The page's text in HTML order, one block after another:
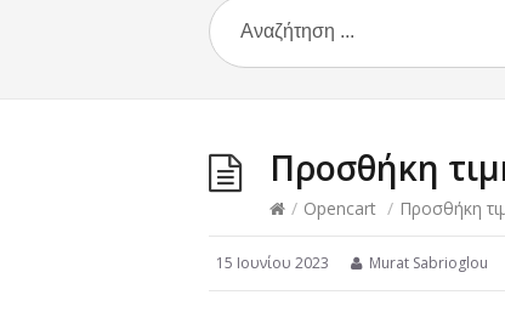
Προσθήκη
/ Opencart / Προσθήκη
15 Ιουνίου 2023 Murat Sabrioglou